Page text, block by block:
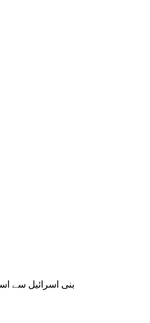
بنی اسرائیل سے اسرائیل تک